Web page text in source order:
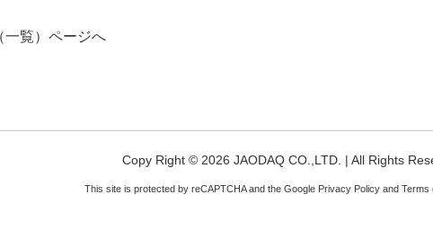
一覧）ページへ
Copy Right © 2026 JAODAQ CO.,LTD. | All Rights
This site is protected by reCAPTCHA and the Google Privacy Policyand Terms